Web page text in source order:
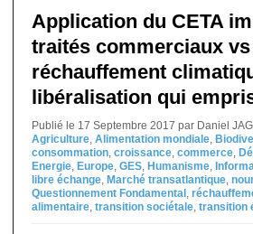
Application du CETA
traités commerciaux vs
réchauffement
libéralisation qui
Publié le 17 Septembre 2017 par Daniel
Agriculture, Alimentation mondiale,
consommation, croissance, commerce,
Energie, Europe, GES, Humanisme,
libre échange, Marché transatlantique,
Questionnement Fondamental ,
alimentaire, transition sociétale, transition